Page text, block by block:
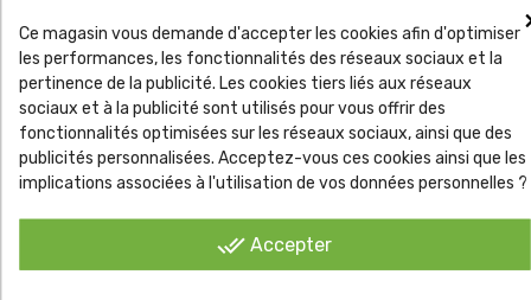
Ce magasin vous demande d'accepter les cookies afin d'optimiser
les performances, les fonctionnalités des réseaux sociaux et la
pertinence de la publicité. Les cookies tiers liés aux réseaux
sociaux et à la publicité sont utilisés pour vous offrir des
fonctionnalités optimisées sur les réseaux sociaux, ainsi que des
publicités personnalisées. Acceptez-vous ces cookies ainsi que les
implications associées à l'utilisation de vos données personnelles ?
done_all Accepter